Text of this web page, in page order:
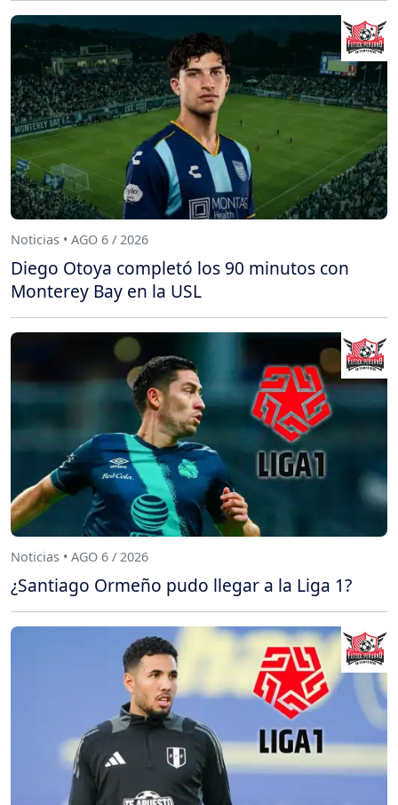
Noticias • AGO 6 / 2026
Diego Otoya completó los 90 minutos con
Monterey Bay en la USL
Noticias • AGO 6 / 2026
¿Santiago Ormeño pudo llegar a la Liga 1?